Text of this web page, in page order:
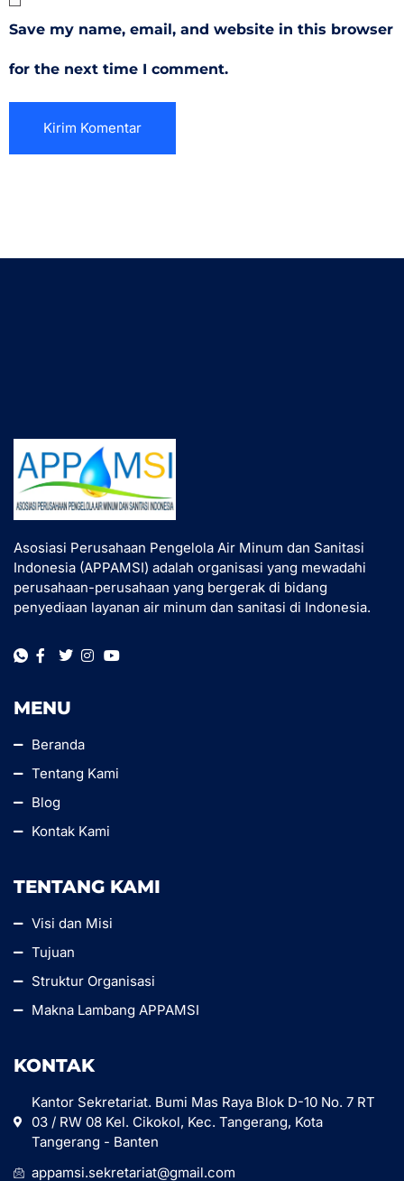
Save my name, email, and website in this browser
for the next time I comment.
Asosiasi Perusahaan Pengelola Air Minum dan Sanitasi
Indonesia (APPAMSI) adalah organisasi yang mewadahi
perusahaan-perusahaan yang bergerak di bidang
penyediaan layanan air minum dan sanitasi di Indonesia.
MENU
Beranda
Tentang Kami
Blog
Kontak Kami
TENTANG KAMI
Visi dan Misi
Tujuan
Struktur Organisasi
Makna Lambang APPAMSI
KONTAK
Kantor Sekretariat. Bumi Mas Raya Blok D-10 No. 7 RT
03 / RW 08 Kel. Cikokol, Kec. Tangerang, Kota
Tangerang - Banten
appamsi.sekretariat@gmail.com